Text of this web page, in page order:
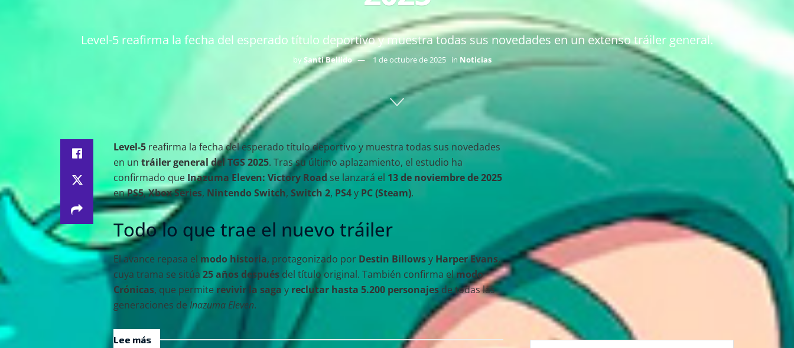
Level-5 reafirma la fecha del esperado título deportivo y muestra todas sus novedades en un extenso tráiler general.
by Santi Bellido 1 de octubre de 2025 in Noticias
Level-5 reafirma la fecha del esperado título deportivo y muestra todas sus novedades
en un tráiler general del TGS 2025. Tras su último aplazamiento, el estudio ha
confirmado que Inazuma Eleven: Victory Roadse lanzará el 13 de noviembre de 2025
enPS5,Xbox Series, Nintendo Switch, Switch 2, PS4y PC (Steam).
Todo lo que trae el nuevo tráiler
El avance repasa el modo historia, protagonizado por Destin Billowsy Harper Evans,
cuya trama se sitúa 25 años después del título original. También confirma elmodo
Crónicas, que permiterevivir la saga y reclutar hasta 5.200 personajesde todas las
generaciones de Inazuma Eleven.
Lee más